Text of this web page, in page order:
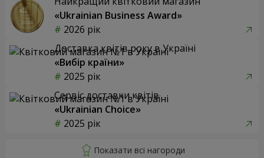
«Ukrainian Business Award»
2026 рік
Доставка квітів року в Україні
«Вибір країни»
2025 рік
Сервіс доставки квітів
«Ukrainian Choice»
2025 рік